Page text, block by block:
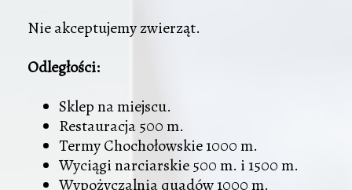
Nie akceptujemy zwierząt.
Odległości:
Sklep na miejscu.
Restauracja 500 m.
Termy Chochołowskie 1000 m.
Wyciągi narciarskie 500 m. i 1500 m.
Wypożyczalnia quadów 1000 m.